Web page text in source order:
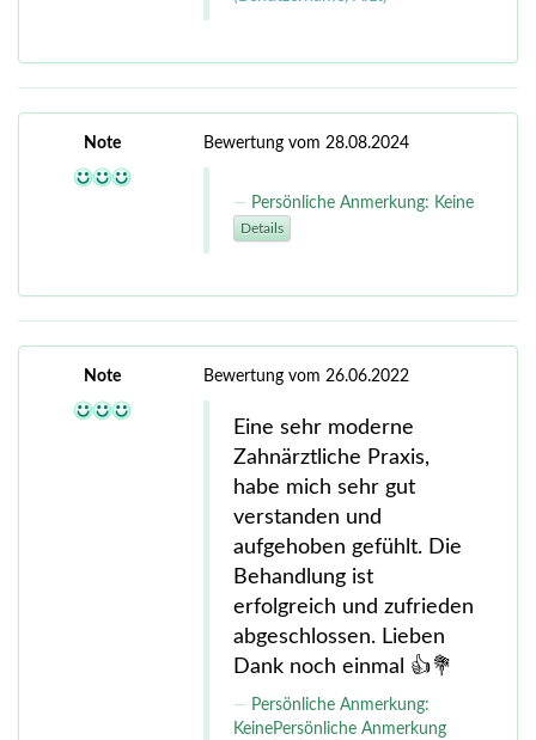
Note Bewertung vom 28.08.2024
Persönliche Anmerkung: Keine
Details
Note Bewertung vom 26.06.2022
Eine sehr moderne
Zahnärztliche Praxis,
habe mich sehr gut
verstanden und
aufgehoben gefühlt. Die
Behandlung ist
erfolgreich und zufrieden
abgeschlossen. Lieben
Dank noch einmal 👍💐
Persönliche Anmerkung:
KeinePersönliche Anmerkung